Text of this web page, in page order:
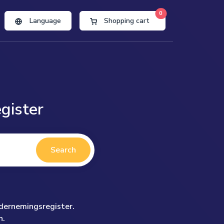
Language Shopping cart
0
Search